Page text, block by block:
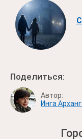
Поделиться:
Автор:
Инга